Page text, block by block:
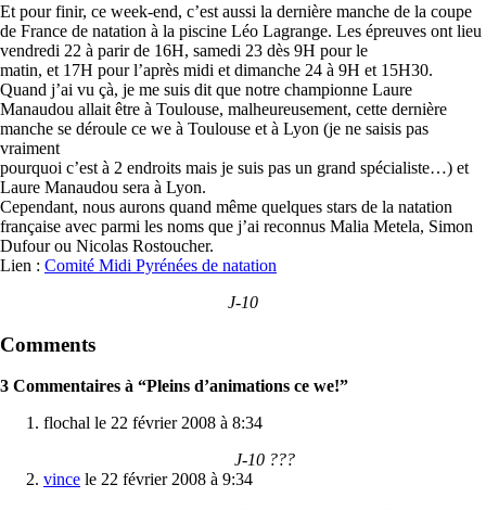
Et pour finir, ce week-end, c’est aussi la dernière manche de la coupe
de France de natation à la piscine Léo Lagrange. Les épreuves ont lieu
vendredi 22 à parir de 16H, samedi 23 dès 9H pour le
matin, et 17H pour l’après midi et dimanche 24 à 9H et 15H30.
Quand j’ai vu çà, je me suis dit que notre championne Laure
Manaudou allait être à Toulouse, malheureusement, cette dernière
manche se déroule ce we à Toulouse et à Lyon (je ne saisis pas
vraiment
pourquoi c’est à 2 endroits mais je suis pas un grand spécialiste…) et
Laure Manaudou sera à Lyon.
Cependant, nous aurons quand même quelques stars de la natation
française avec parmi les noms que j’ai reconnus Malia Metela, Simon
Dufour ou Nicolas Rostoucher.
Lien : Comité Midi Pyrénées de natation
J-10
Comments
3 Commentaires à “Pleins d’animations ce we!”
flochal le 22 février 2008 à 8:34
J-10 ???
vince le 22 février 2008 à 9:34